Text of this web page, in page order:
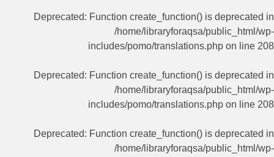
Deprecated: Function create_function() is deprecated in
/home/libraryforaqsa/public_html/wp-
includes/pomo/translations.php on line 208
Deprecated: Function create_function() is deprecated in
/home/libraryforaqsa/public_html/wp-
includes/pomo/translations.php on line 208
Deprecated: Function create_function() is deprecated in
/home/libraryforaqsa/public_html/wp-